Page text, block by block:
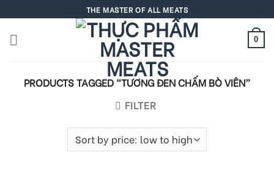
to
content
THE MASTER OF ALL MEATS
0
PRODUCTS TAGGED “TƯƠNG ĐEN CHẤM BÒ VIÊN”
FILTER